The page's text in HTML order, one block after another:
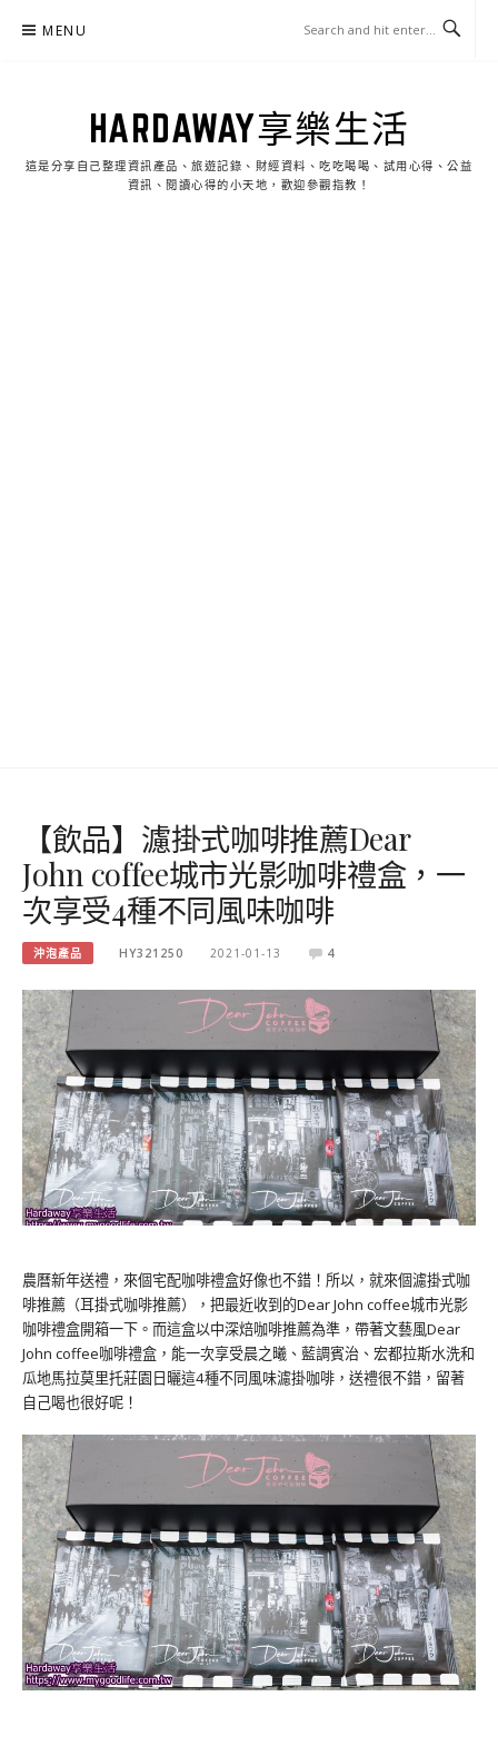
MENU
HARDAWAY享樂生活
這是分享自己整理資訊產品、旅遊記錄、財經資料、吃吃喝喝、試用心得、公益
資訊、閱讀心得的小天地，歡迎參觀指教！
【飲品】濾掛式咖啡推薦Dear
John coffee城市光影咖啡禮盒，一
次享受4種不同風味咖啡
沖泡產品 HY321250 2021-01-13 4
農曆新年送禮，來個宅配咖啡禮盒好像也不錯！所以，就來個濾掛式咖
啡推薦（耳掛式咖啡推薦），把最近收到的Dear John coffee城市光影
咖啡禮盒開箱一下。而這盒以中深焙咖啡推薦為準，帶著文藝風Dear
John coffee咖啡禮盒，能一次享受晨之曦、藍調賓治、宏都拉斯水洗和
瓜地馬拉莫里托莊園日曬這4種不同風味濾掛咖啡，送禮很不錯，留著
自己喝也很好呢！